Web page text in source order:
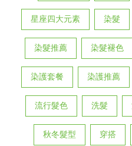
星座四大元素 染髮
染髮推薦 染髮褪色
染護套餐 染護推薦
流行髮色 洗髮
秋冬髮型 穿搭